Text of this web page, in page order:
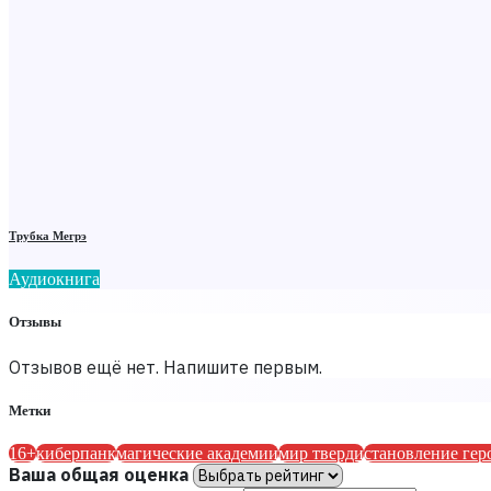
Трубка Мегрэ
Аудиокнига
Отзывы
Отзывов ещё нет. Напишите первым.
Метки
16+киберпанкмагические академиимир твердистановление
Ваша общая оценка